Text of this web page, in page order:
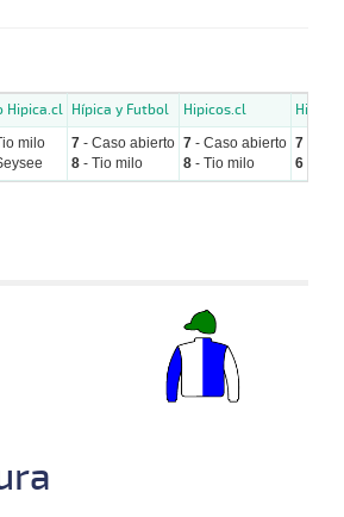
Hipica.cl Hípica y Futbol Hipicos.cl
milo
7 - Caso abierto
8 - Tio milo
7 - Caso abierto
8 - Tio milo
7
6